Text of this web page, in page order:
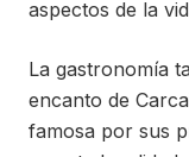
aspectos de la
La gastronomía
encanto de
famosa por sus